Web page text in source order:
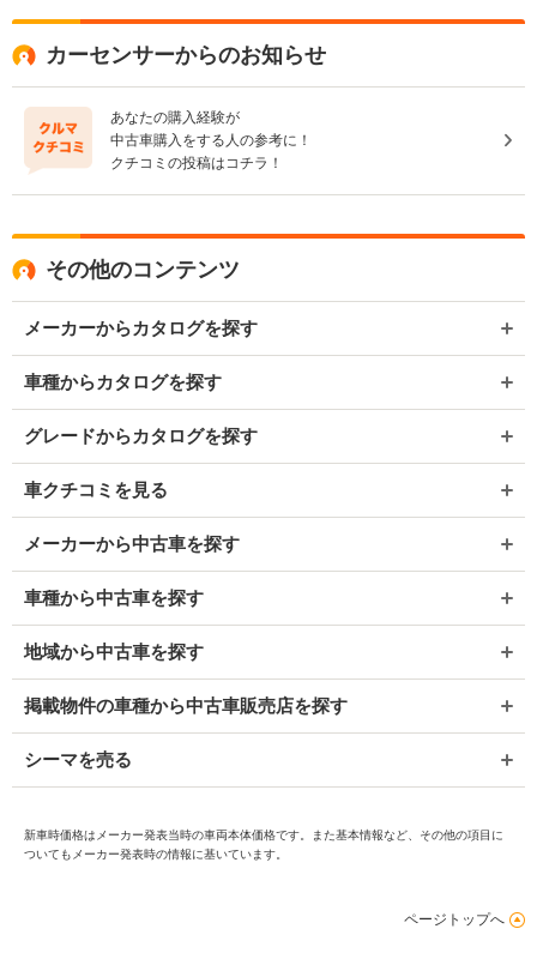
カーセンサーからのお知らせ
あなたの購入経験が
中古車購入をする人の参考に！
クチコミの投稿はコチラ！
その他のコンテンツ
メーカーからカタログを探す
車種からカタログを探す
グレードからカタログを探す
車クチコミを見る
メーカーから中古車を探す
車種から中古車を探す
地域から中古車を探す
掲載物件の車種から中古車販売店を探す
シーマを売る
新車時価格はメーカー発表当時の車両本体価格です。また基本情報など、その他の項目に
ついてもメーカー発表時の情報に基いています。
ページトップへ